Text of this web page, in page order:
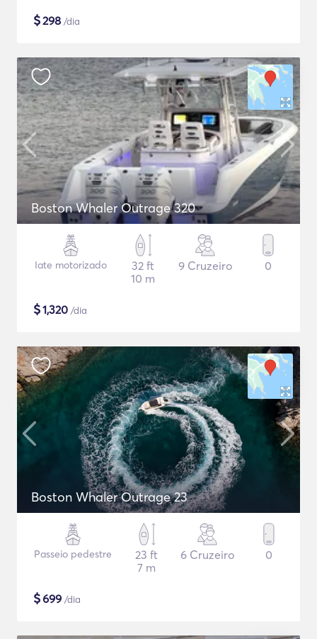
$298 /dia
Boston Whaler Outrage 320
Iate motorizado
32 ft
10 m
9 Cruzeiro 0
$1,320 /dia
Boston Whaler Outrage 23
Passeio pedestre
23 ft
7 m
6 Cruzeiro 0
$699 /dia